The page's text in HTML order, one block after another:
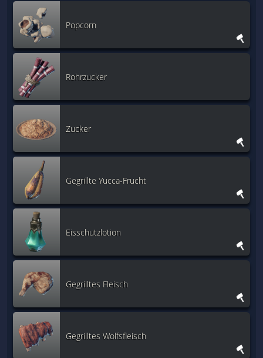
Popcorn
Rohrzucker
Zucker
Gegrillte Yucca-Frucht
Eisschutzlotion
Gegrilltes Fleisch
Gegrilltes Wolfsfleisch